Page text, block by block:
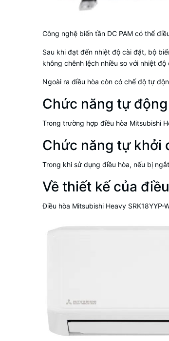
Công nghệ biến tần DC PAM có thể
Sau khi đạt đến nhiệt độ cài đặt, bộ
không chênh lệch nhiều so với nhiệt độ
Ngoài ra điều hòa còn có chế độ tự
Chức năng tự
Trong trường hợp điều hòa Mitsubishi
Chức năng tự khởi
Trong khi sử dụng điều hòa, nếu bị
Về thiết kế của
Điều hòa Mitsubishi Heavy SRK18YYP-